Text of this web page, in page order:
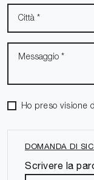
Ho preso visione
DOMANDA DI
Scrivere la